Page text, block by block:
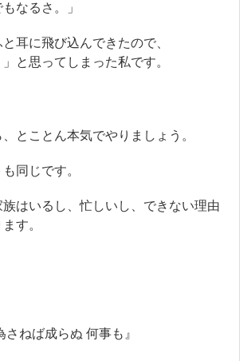
なるさ。」
耳に飛び込んできたので、
」と思ってしまった私です。
とことん本気でやりましょう。
同じです。
はいるし、忙しいし、できない理由
す。
さねば成らぬ 何事も』